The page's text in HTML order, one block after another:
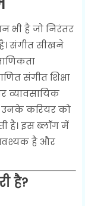
भी है जो निरंतर
संगीत सीखने
संगीत शिक्षा
व्यावसायिक
उनके करियर को
है। इस ब्लॉग में
आवश्यक है और
है?